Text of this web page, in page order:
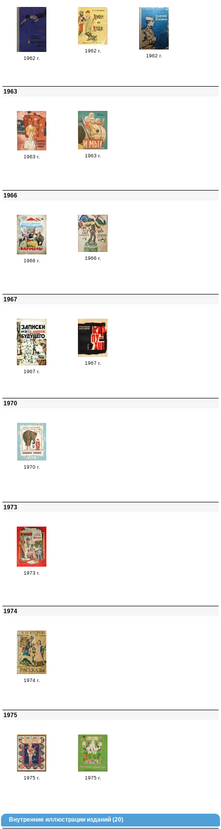
1962 г.
1962 г.
1962 г.
1963
1963 г. 1963 г.
1966
1966 г. 1966 г.
1967
1967 г.
1967 г.
1970
1970 г.
1973
1973 г.
1974
1974 г.
1975
1975 г. 1975 г.
Внутренние иллюстрации изданий (20)